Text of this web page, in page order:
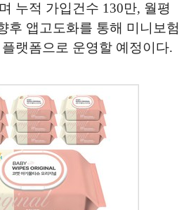
누적 가입건수 130만, 월평
후 앱고도화를 통해 미니보험
랫폼으로 운영할 예정이다.